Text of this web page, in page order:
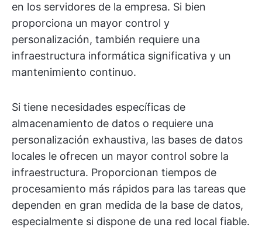
en los servidores de la empresa. Si bien
proporciona un mayor control y
personalización, también requiere una
infraestructura informática significativa y un
mantenimiento continuo.
Si tiene necesidades específicas de
almacenamiento de datos o requiere una
personalización exhaustiva, las bases de datos
locales le ofrecen un mayor control sobre la
infraestructura. Proporcionan tiempos de
procesamiento más rápidos para las tareas que
dependen en gran medida de la base de datos,
especialmente si dispone de una red local fiable.